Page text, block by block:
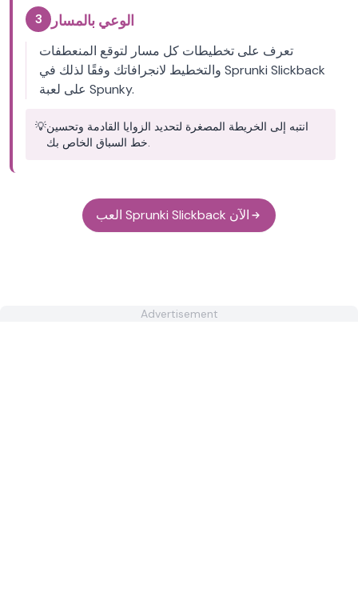
3 الوعي بالمسار
تعرف على تخطيطات كل مسار لتوقع المنعطفات
والتخطيط لانجرافاتك وفقًا لذلك في Sprunki Slickback
على لعبة Spunky.
💡انتبه إلى الخريطة المصغرة لتحديد الزوايا القادمة وتحسين
خط السباق الخاص بك.
العب Sprunki Slickback الآن
Advertisement